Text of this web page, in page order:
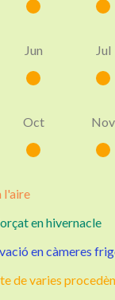
Jun Jul
Oct Nov
l'aire
en hivernacle
en càmeres
de varies